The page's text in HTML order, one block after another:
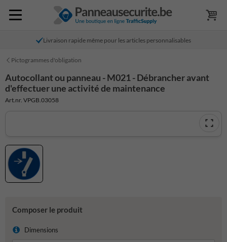
Livraison rapide même pour les articles personnalisables
Pictogrammes d'obligation
Autocollant ou panneau - M021 - Débrancher avant
d'effectuer une activité de maintenance
Art.nr. VPGB.03058
Composer le produit
Dimensions